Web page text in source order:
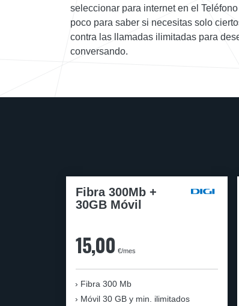
seleccionar para internet en el
poco para saber si necesitas solo
contra las llamadas ilimitadas para
conversando.
Fibra 300Mb +
30GB Móvil
15,00 €/mes
Fibra 300 Mb
Móvil 30 GB y min. ilimitados